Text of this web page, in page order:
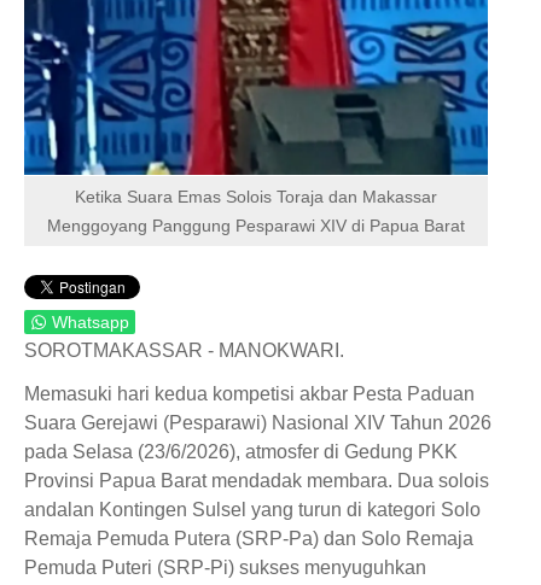
Ketika Suara Emas Solois Toraja dan Makassar
Menggoyang Panggung Pesparawi XIV di Papua Barat
Whatsapp
SOROTMAKASSAR - MANOKWARI.
Memasuki hari kedua kompetisi akbar Pesta Paduan
Suara Gerejawi (Pesparawi) Nasional XIV Tahun 2026
pada Selasa (23/6/2026), atmosfer di Gedung PKK
Provinsi Papua Barat mendadak membara. Dua solois
andalan Kontingen Sulsel yang turun di kategori Solo
Remaja Pemuda Putera (SRP-Pa) dan Solo Remaja
Pemuda Puteri (SRP-Pi) sukses menyuguhkan